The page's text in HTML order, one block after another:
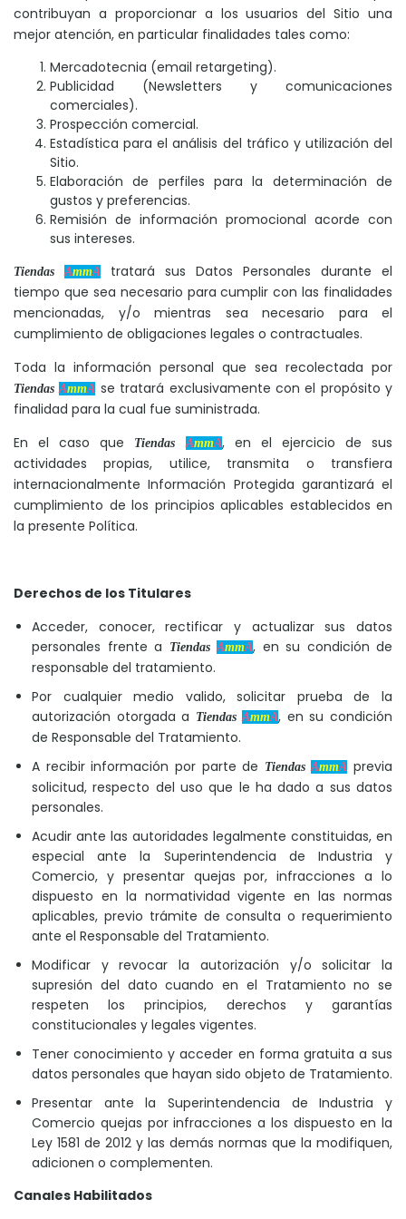
contribuyan a proporcionar a los usuarios del Sitio una
mejor atención, en particular finalidades tales como:
Mercadotecnia (email retargeting).
Publicidad (Newsletters y comunicaciones
comerciales).
Prospección comercial.
Estadística para el análisis del tráfico y utilización del
Sitio.
Elaboración de perfiles para la determinación de
gustos y preferencias.
Remisión de información promocional acorde con
sus intereses.
TiendasAmmA
tratará sus Datos Personales durante el
tiempo que sea necesario para cumplir con las finalidades
mencionadas, y/o mientras sea necesario para el
cumplimiento de obligaciones legales o contractuales.
Toda la información personal que sea recolectada por
TiendasAmmA se tratará exclusivamente con el propósito y
finalidad para la cual fue suministrada.
En el caso que
TiendasAmmA, en el ejercicio de sus
actividades propias, utilice, transmita o transfiera
internacionalmente Información Protegida garantizará el
cumplimiento de los principios aplicables establecidos en
la presente Política.
Derechos de los Titulares
Acceder, conocer, rectificar y actualizar sus datos
personales frente a
TiendasAmmA, en su condición de
responsable del tratamiento.
Por cualquier medio valido, solicitar prueba de la
autorización otorgada a TiendasAmmA, en su condición
de Responsable del Tratamiento.
A recibir información por parte de TiendasAmmA previa
solicitud, respecto del uso que le ha dado a sus datos
personales.
Acudir ante las autoridades legalmente constituidas, en
especial ante la Superintendencia de Industria y
Comercio, y presentar quejas por, infracciones a lo
dispuesto en la normatividad vigente en las normas
aplicables, previo trámite de consulta o requerimiento
ante el Responsable del Tratamiento.
Modificar y revocar la autorización y/o solicitar la
supresión del dato cuando en el Tratamiento no se
respeten los principios, derechos y garantías
constitucionales y legales vigentes.
Tener conocimiento y acceder en forma gratuita a sus
datos personales que hayan sido objeto de Tratamiento.
Presentar ante la Superintendencia de Industria y
Comercio quejas por infracciones a los dispuesto en la
Ley 1581 de 2012 y las demás normas que la modifiquen,
adicionen o complementen.
Canales Habilitados